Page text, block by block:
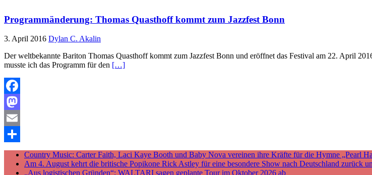
Programmänderung: Thomas Quasthoff kommt zum Jazzfest Bonn
3. April 2016 Dylan C. Akalin
Der weltbekannte Bariton Thomas Quasthoff kommt zum Jazzfest Bonn und eröffnet das Festival am 22. April
musste ich das Programm für den […]
Facebook
Mastodon
Email
Teilen
Country Music: Carter Faith, Laci Kaye Booth und Baby Nova vereinen ihre Kräfte für die Hymne „Pearl
Am 4. August kehrt die britische Popikone Rick Astley für eine besondere Show nach Deutschland zurück
„Aus logistischen Gründen“: WALTARI sagen geplante Tour im Oktober 2026 ab